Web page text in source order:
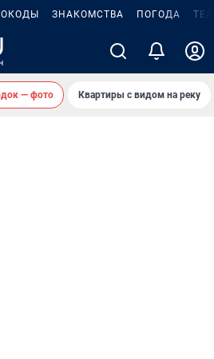
ЗНАКОМСТВА ПОГОДА
— фото Квартиры с видом на реку